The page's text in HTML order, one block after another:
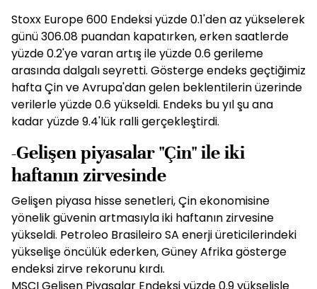
Stoxx Europe 600 Endeksi yüzde 0.1'den az yükselerek
günü 306.08 puandan kapatırken, erken saatlerde
yüzde 0.2'ye varan artış ile yüzde 0.6 gerileme
arasında dalgalı seyretti. Gösterge endeks geçtiğimiz
hafta Çin ve Avrupa'dan gelen beklentilerin üzerinde
verilerle yüzde 0.6 yükseldi. Endeks bu yıl şu ana
kadar yüzde 9.4'lük ralli gerçekleştirdi.
-Gelişen piyasalar "Çin" ile iki
haftanın zirvesinde
Gelişen piyasa hisse senetleri, Çin ekonomisine
yönelik güvenin artmasıyla iki haftanın zirvesine
yükseldi. Petroleo Brasileiro SA enerji üreticilerindeki
yükselişe öncülük ederken, Güney Afrika gösterge
endeksi zirve rekorunu kırdı.